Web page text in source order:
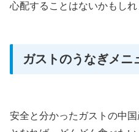
心配することはないかもしれ
ガストのうなぎメニ
安全と分かったガストの中